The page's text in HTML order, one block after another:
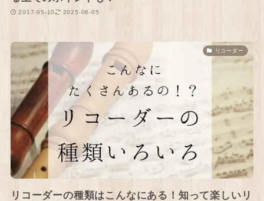
2017-05-10 2025-06-05
リコーダー
リコーダーの種類はこんなにある！知って楽しいリ